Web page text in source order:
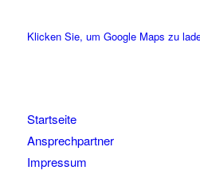
Klicken Sie, um Google Maps zu
Startseite
Ansprechpartner
Impressum